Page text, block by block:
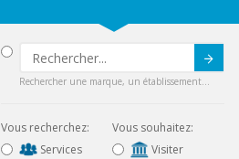
Rechercher une marque, un établissement...
Vous recherchez:
Services
Vous souhaitez:
Visiter